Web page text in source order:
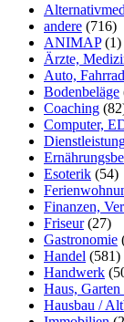
andere (716)
ANIMAP(1)
Ärzte,
Auto,
Bodenbeläge
Coaching
Computer,
Esoterik (54)
Finanzen,
Friseur(27)
Gastronomie
Handel (581)
Handwerk
Haus, Garten
Hausbau /